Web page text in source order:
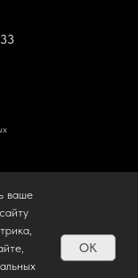
ваше
OK